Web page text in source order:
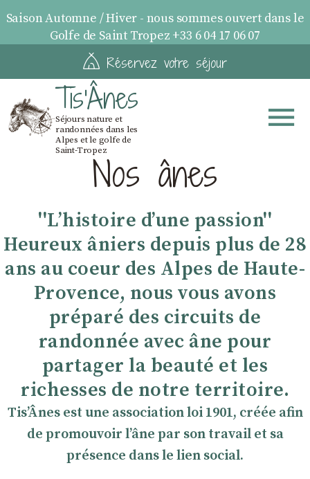
Saison Automne / Hiver - nous sommes ouvert dans le
Golfe de Saint Tropez +33 6 04 17 06 07
Réservez votre séjour
Tis'Ânes
Séjours nature et
randonnées dans les
Alpes et le golfe de
Saint-TropezNos ânes
''Lʼhistoire dʼune passion''
Heureux âniers depuis plus de 28
ans au coeur des Alpes de Haute-
Provence, nous vous avons
préparé des circuits de
randonnée avec âne pour
partager la beauté et les
richesses de notre territoire.
TisʼÂnes est une association loi 1901, créée afin
de promouvoir lʼâne par son travail et sa
présence dans le lien social.